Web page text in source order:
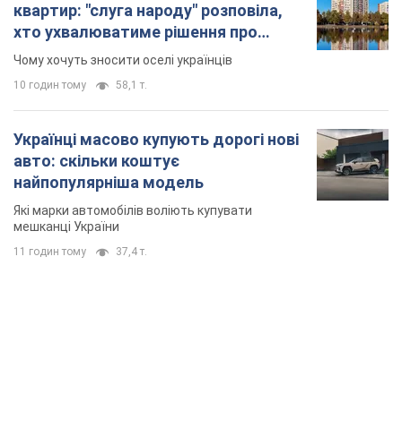
квартир: "слуга народу" розповіла,
хто ухвалюватиме рішення про
знесення будинків
Чому хочуть зносити оселі українців
10 годин тому 58,1 т.
Українці масово купують дорогі нові
авто: скільки коштує
найпопулярніша модель
Які марки автомобілів воліють купувати
мешканці України
11 годин тому 37,4 т.